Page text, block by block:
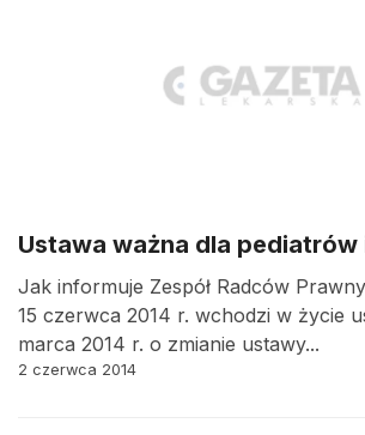
Ustawa ważna dla
Jak informuje Zespół Radców
15 czerwca 2014 r. wchodzi w życie
marca 2014 r. o zmianie ustawy...
2 czerwca 2014